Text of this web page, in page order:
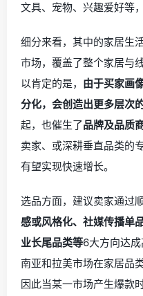
文具、宠物、兴趣爱好等
细分来看，其中的家居生
市场，覆盖了整个家居与
以肯定的是， 由于买家画
分化，会创造出更多层次
起，也催生了品牌及品质
卖家、或深耕垂直品类的
有望实现快速增长。
选品方面，建议卖家通过
感或风格化、社媒传播单
业长尾品类等6大方向达
南亚和拉美市场在家居品
因此当某一市场产生爆款